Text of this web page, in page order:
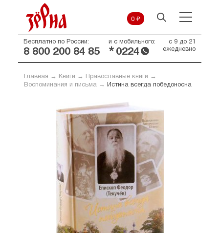
0 ₽
Бесплатно по России:
8 800 200 84 85
и с мобильного:
* 0224
с 9 до 21
ежедневно
Главная → Книги → Православные книги →
Воспоминания и письма→ Истина всегда победоносна